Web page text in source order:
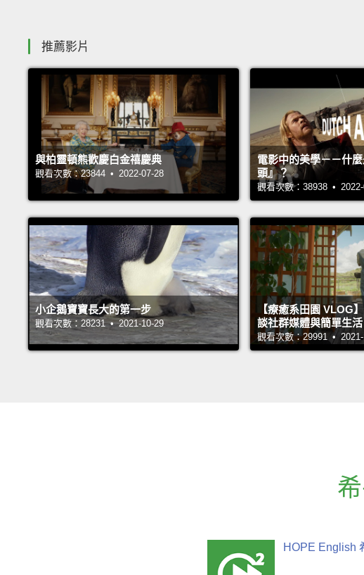
推薦影片
與柏靈頓熊歡慶白金禧慶典
觀看次數：23844 • 2022-07-28
電影中的美學－－什
頭』？
觀看次數：38938 •
小企鵝寶寶長大的第一步
觀看次數：28231 • 2021-10-29
【療癒系田園 VLOG
談社群媒體與簡單生活
觀看次數：29991 •
HOPE English